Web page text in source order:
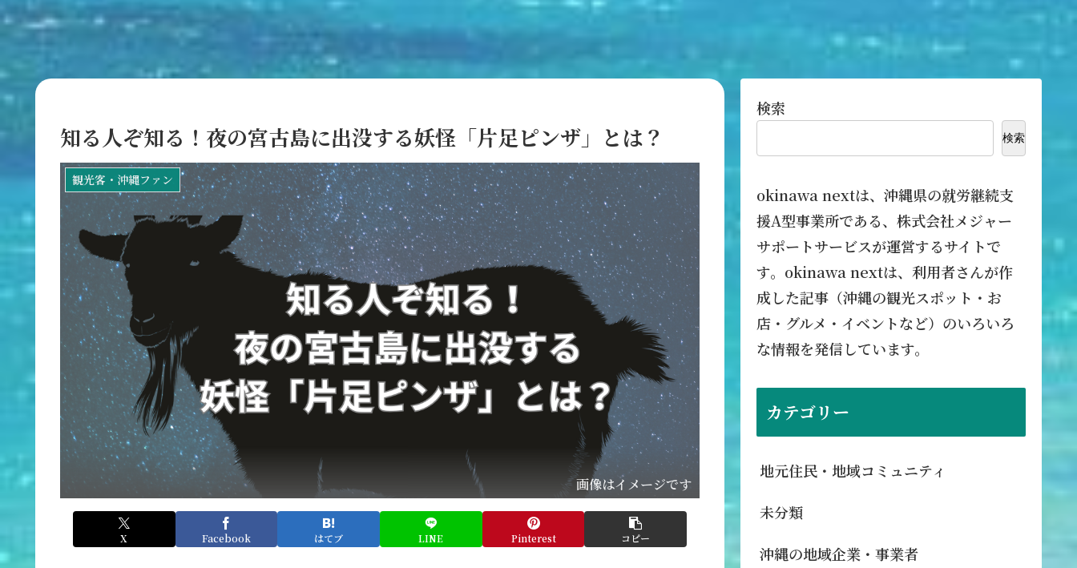
知る人ぞ知る！夜の宮古島に出没する妖怪「片足ピンザ」とは？
観光客・沖縄ファン
画像はイメージです
X Facebook はてブ LINE Pinterest コピー
検索
検索
okinawa nextは、沖縄県の就労継続支
援A型事業所である、株式会社メジャー
サポートサービスが運営するサイトで
す。okinawa nextは、利用者さんが作
成した記事（沖縄の観光スポット・お
店・グルメ・イベントなど）のいろいろ
な情報を発信しています。
カテゴリー
地元住民・地域コミュニティ
未分類
沖縄の地域企業・事業者